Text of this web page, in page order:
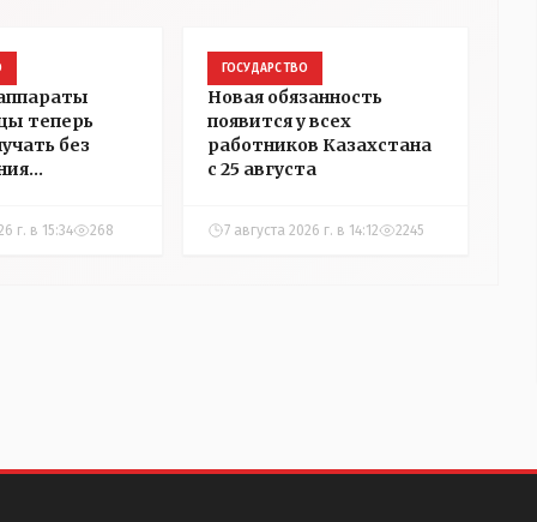
теперь
без
г. в 15:34 268
ГОСУДАРСТВО
Новая обязанность
появится у всех
работников Казахстана
с 25 августа
7 августа 2026 г. в 14:12 2245